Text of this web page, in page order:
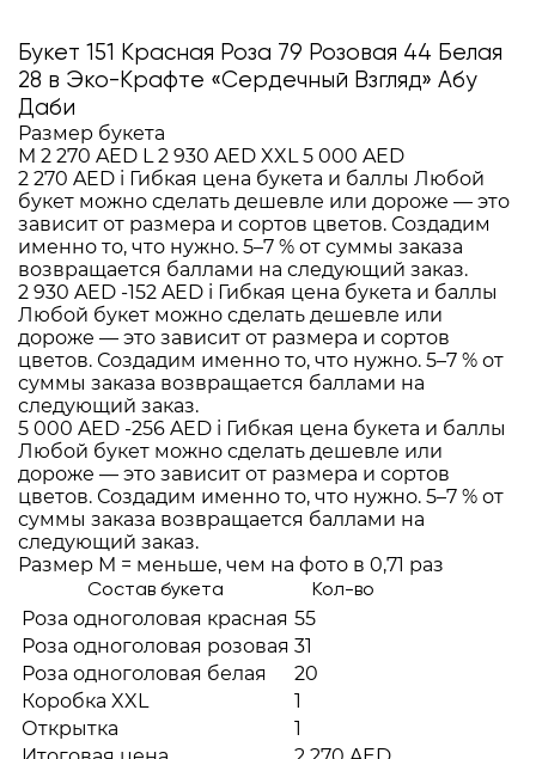
Букет 151 Красная Роза 79 Розовая 44 Белая
28 в Эко-Крафте «Сердечный Взгляд» Абу
Даби
Размер букета
M 2 270 AED L 2 930 AED XXL 5 000 AED
2 270 AED i Гибкая цена букета и баллы Любой
букет можно сделать дешевле или дороже — это
зависит от размера и сортов цветов. Создадим
именно то, что нужно. 5–7 % от суммы заказа
возвращается баллами на следующий заказ.
2 930 AED -152 AED i Гибкая цена букета и баллы
Любой букет можно сделать дешевле или
дороже — это зависит от размера и сортов
цветов. Создадим именно то, что нужно. 5–7 % от
суммы заказа возвращается баллами на
следующий заказ.
5 000 AED -256 AED i Гибкая цена букета и баллы
Любой букет можно сделать дешевле или
дороже — это зависит от размера и сортов
цветов. Создадим именно то, что нужно. 5–7 % от
суммы заказа возвращается баллами на
следующий заказ.
Размер M = меньше, чем на фото в 0,71 раз
Состав букета Кол-во
Роза одноголовая красная 55
Роза одноголовая розовая 31
Роза одноголовая белая
20
Коробка XXL
1
Открытка
1